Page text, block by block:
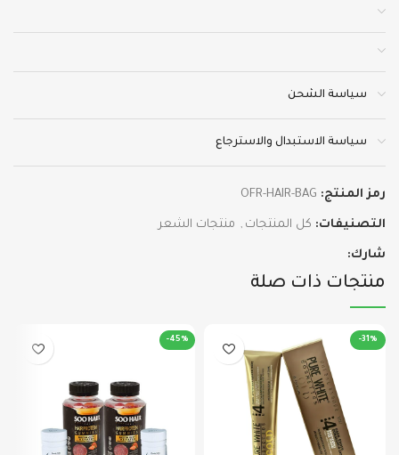
سياسة الشحن
سياسة الاستبدال والاسترجاع
رمز المنتج: OFR-HAIR-BAG
التصنيفات: كل المنتجات , منتجات الشعر
شارك:
منتجات ذات صلة
-31%
-45%